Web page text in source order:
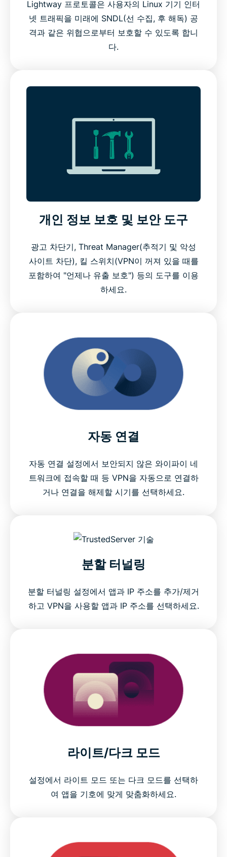
Lightway 프로토콜은 사용자의 Linux 기기 인터
넷 트래픽을 미래에 SNDL(선 수집, 후 해독) 공
격과 같은 위협으로부터 보호할 수 있도록 합니
다.
개인 정보 보호 및 보안 도구
광고 차단기, Threat Manager(추적기 및 악성
사이트 차단), 킬 스위치(VPN이 꺼져 있을 때를
포함하여 "언제나 유출 보호") 등의 도구를 이용
하세요.
자동 연결
자동 연결 설정에서 보안되지 않은 와이파이 네
트워크에 접속할 때 등 VPN을 자동으로 연결하
거나 연결을 해제할 시기를 선택하세요.
분할 터널링
분할 터널링 설정에서 앱과 IP 주소를 추가/제거
하고 VPN을 사용할 앱과 IP 주소를 선택하세요.
라이트/다크 모드
설정에서 라이트 모드 또는 다크 모드를 선택하
여 앱을 기호에 맞게 맞춤화하세요.